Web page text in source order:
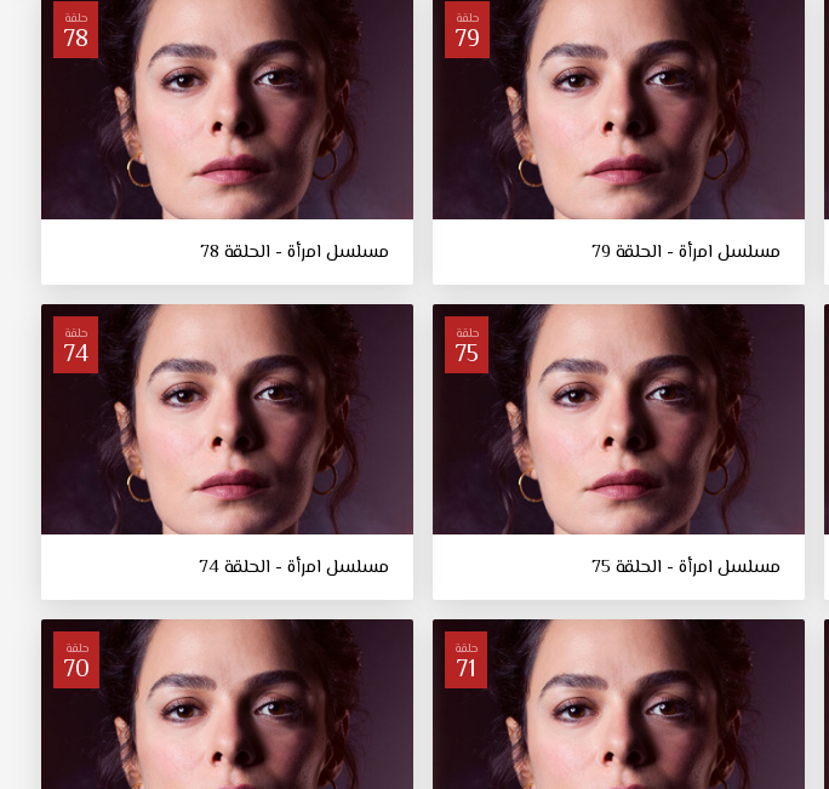
حلقة
79
مسلسل امرأة - الحلقة 79
حلقة
78
مسلسل امرأة - الحلقة 78
حلقة
75
مسلسل امرأة - الحلقة 75
حلقة
74
مسلسل امرأة - الحلقة 74
حلقة
71
حلقة
70